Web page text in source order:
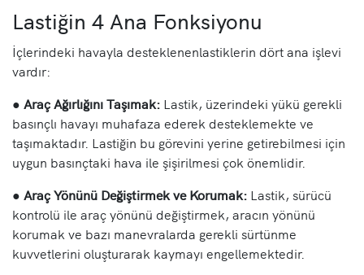
Lastiğin 4 Ana Fonksiyonu
İçlerindeki havayla desteklenenlastiklerin dört ana işlevi
vardır:
● Araç Ağırlığını Taşımak: Lastik, üzerindeki yükü gerekli
basınçlı havayı muhafaza ederek desteklemekte ve
taşımaktadır. Lastiğin bu görevini yerine getirebilmesi için
uygun basınçtaki hava ile şişirilmesi çok önemlidir.
● Araç Yönünü Değiştirmek ve Korumak: Lastik, sürücü
kontrolü ile araç yönünü değiştirmek, aracın yönünü
korumak ve bazı manevralarda gerekli sürtünme
kuvvetlerini oluşturarak kaymayı engellemektedir.